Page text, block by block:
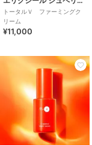
トータルＶ ファーミングク
リーム
¥11,000